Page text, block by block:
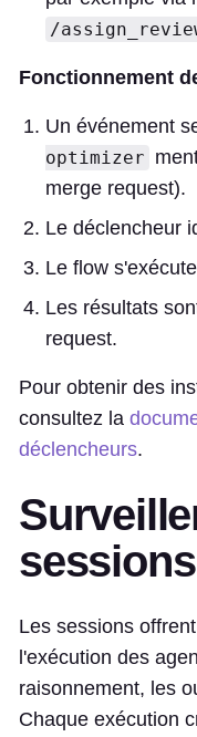
/
Fonctionnement
Un événement
optimizer
merge request).
Le déclencheur
Le flow
Les résultats
request.
Pour obtenir des
consultez la
déclencheurs.
sessions
Les sessions
l'exécution des
raisonnement, les
Chaque exécution